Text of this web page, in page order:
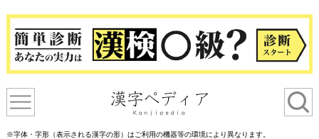
※字体・字形（表示される漢字の形）はご利用の機器等の環境により異なります。